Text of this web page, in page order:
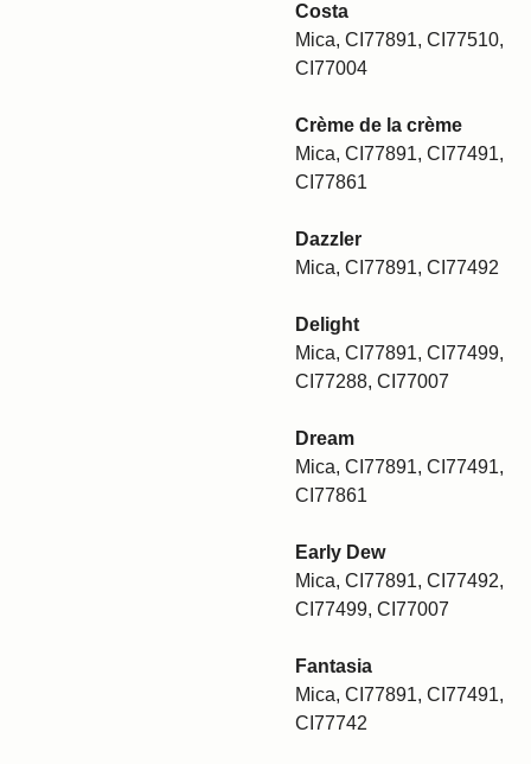
Costa
Mica, CI77891, CI77510,
CI77004
Crème de la crème
Mica, CI77891, CI77491,
CI77861
Dazzler
Mica, CI77891, CI77492
Delight
Mica, CI77891, CI77499,
CI77288, CI77007
Dream
Mica, CI77891, CI77491,
CI77861
Early Dew
Mica, CI77891, CI77492,
CI77499, CI77007
Fantasia
Mica, CI77891, CI77491,
CI77742